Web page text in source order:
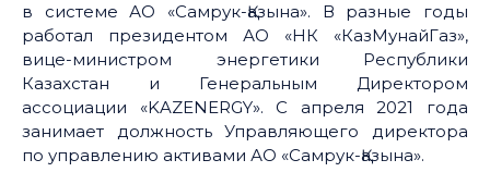
в системе АО «Самрук-Қазына». В разные годы
работал президентом АО «НК «КазМунайГаз»,
вице-министром энергетики Республики
Казахстан и Генеральным Директором
ассоциации «KAZENERGY». С апреля 2021 года
занимает должность Управляющего директора
по управлению активами АО «Самрук-Қазына».